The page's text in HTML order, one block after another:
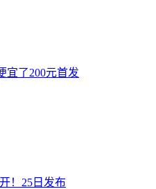
宜了200元首发
！25日发布